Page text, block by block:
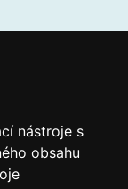
nástroje s
obsahu